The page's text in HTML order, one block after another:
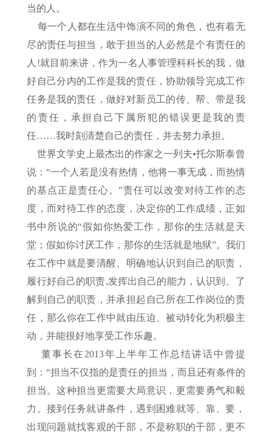
当的人。
每一个人都在生活中饰演不同的角色，也有着无
尽的责任与担当，敢于担当的人必然是个有责任的
人!就目前来讲，作为一名人事管理科科长的我，做
好自己分内的工作是我的责任，协助领导完成工作
任务是我的责任，做好对新员工的传、帮、带是我
的责任，承担自己下属所犯的错误更是我的责
任……我时刻清楚自己的责任，并去努力承担。
世界文学史上最杰出的作家之一列夫•托尔斯泰曾
说：“一个人若是没有热情，他将一事无成，而热情
的基点正是责任心。”责任可以改变对待工作的态
度，而对待工作的态度，决定你的工作成绩，正如
书中所说的“假如你热爱工作，那你的生活就是天
堂；假如你讨厌工作，那你的生活就是地狱”。我们
在工作中就是要清醒、明确地认识到自己的职责，
履行好自己的职责,发挥出自己的能力，认识到、了
解到自己的职责，并承担起自己所在工作岗位的责
任，那么你在工作中就由压迫、被动转化为积极主
动，并能很好地享受工作乐趣。
董事长在2013年上半年工作总结讲话中曾提
到：“担当不仅指的是责任的担当，而且还有条件的
担当。这种担当更需要大局意识，更需要勇气和毅
力。接到任务就讲条件，遇到困难就等、靠、要，
出现问题就找客观的干部，不是称职的干部，更不